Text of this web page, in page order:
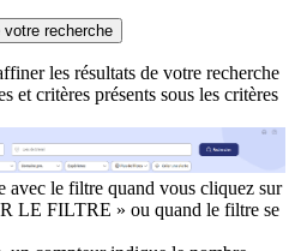
recherche
les résultats de votre recherche
et critères présents sous les critères
avec le filtre quand vous cliquez sur
LE FILTRE » ou quand le filtre se